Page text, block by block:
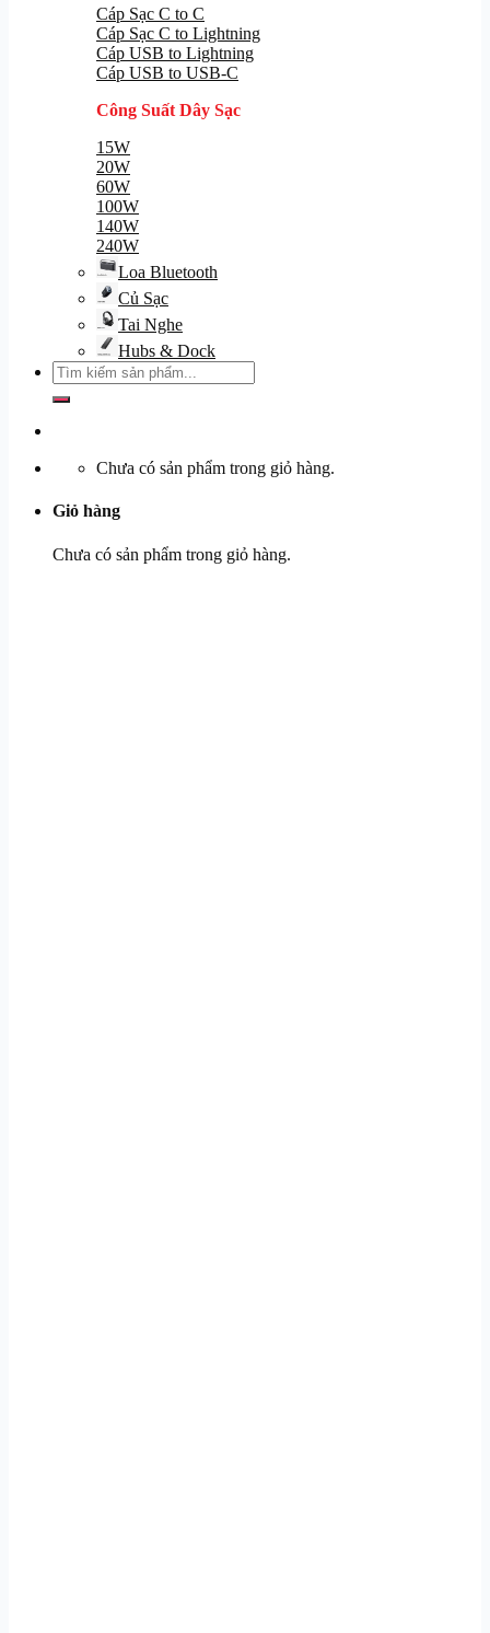
Cáp Sạc C to C
Cáp Sạc C to Lightning
Cáp USB to Lightning
Cáp USB to USB-C
Công Suất Dây Sạc
15W
20W
60W
100W
140W
240W
Loa Bluetooth
Củ Sạc
Tai Nghe
Hubs & Dock
Tìm
kiếm:
Chưa có sản phẩm trong giỏ hàng.
Giỏ hàng
Chưa có sản phẩm trong giỏ hàng.